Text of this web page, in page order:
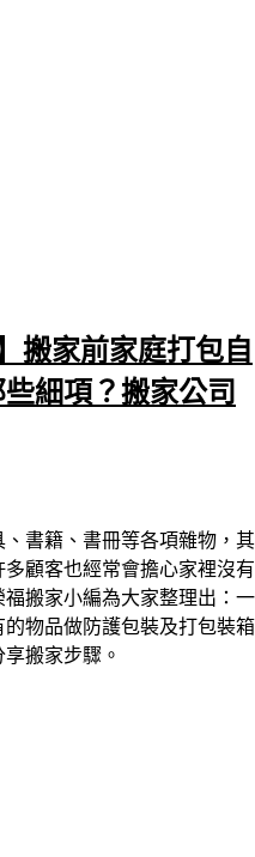
搬家前家庭打包自
細項？搬家公司
書籍、書冊等各項雜物，其
顧客也經常會擔心家裡沒有
搬家小編為大家整理出：一
物品做防護包裝及打包裝箱
搬家步驟。